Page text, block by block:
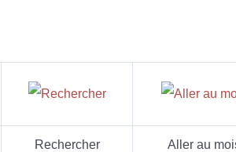
Rechercher Aller au